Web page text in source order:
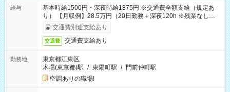
給与
基本時給1500円・深夜時給1875円 ※交通費全額支給（規定あ
り） 【月収例】28.5万円（20日勤務＋深夜120h ※残業なしの場
合）交通費別途支給あり
交通費 交通費支給あり
勤務地
東京都江東区
木場(東京都)駅 / 東陽町駅 / 門前仲町駅
空調ありの職場!